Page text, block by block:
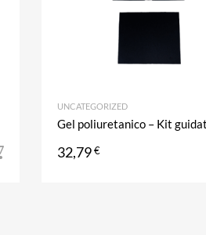
Aggiungi al carrello
UNCATEGORIZED
Gel poliuretanico – Kit
32,79€